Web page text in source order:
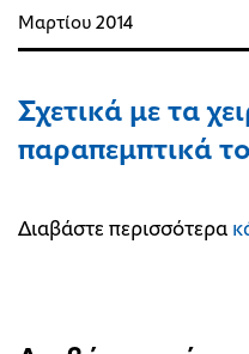
Μαρτίου 2014
Σχετικά με τα
παραπεμπτικά
Διαβάστε περισσότερα